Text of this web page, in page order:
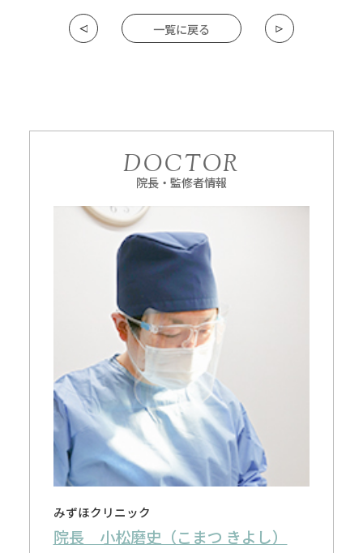
一覧に戻る
DOCTOR
院長・監修者情報
みずほクリニック
院長 小松磨史（こまつ きよし）